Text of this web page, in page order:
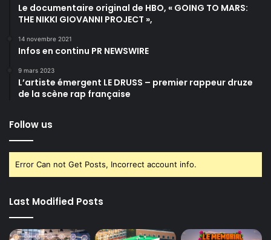
Le documentaire original de HBO, « GOING TO MARS:
THE NIKKI GIOVANNI PROJECT »,
14 novembre 2021
Infos en continu PR NEWSWIRE
9 mars 2023
L’artiste émergent LE DRUSS – premier rappeur druze
de la scène rap française
Follow us
Error Can not Get Posts, Incorrect account info.
Last Modified Posts